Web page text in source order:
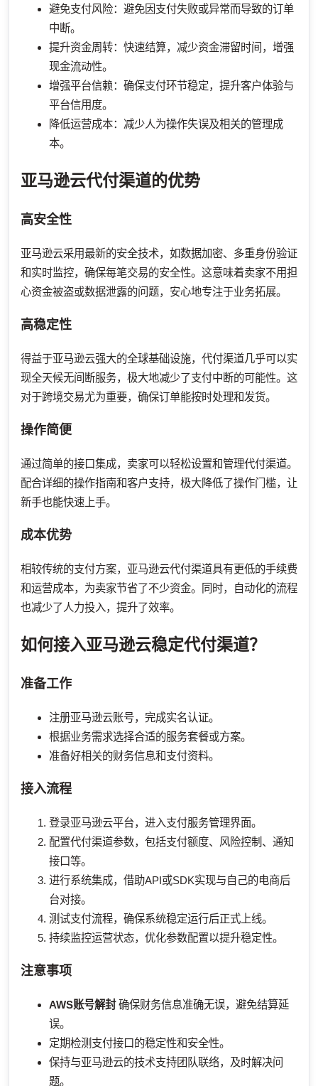
避免支付风险：避免因支付失败或异常而导致的订单
中断。
提升资金周转：快速结算，减少资金滞留时间，增强
现金流动性。
增强平台信赖：确保支付环节稳定，提升客户体验与
平台信用度。
降低运营成本：减少人为操作失误及相关的管理成
本。
亚马逊云代付渠道的优势
高安全性
亚马逊云采用最新的安全技术，如数据加密、多重身份验证
和实时监控，确保每笔交易的安全性。这意味着卖家不用担
心资金被盗或数据泄露的问题，安心地专注于业务拓展。
高稳定性
得益于亚马逊云强大的全球基础设施，代付渠道几乎可以实
现全天候无间断服务，极大地减少了支付中断的可能性。这
对于跨境交易尤为重要，确保订单能按时处理和发货。
操作简便
通过简单的接口集成，卖家可以轻松设置和管理代付渠道。
配合详细的操作指南和客户支持，极大降低了操作门槛，让
新手也能快速上手。
成本优势
相较传统的支付方案，亚马逊云代付渠道具有更低的手续费
和运营成本，为卖家节省了不少资金。同时，自动化的流程
也减少了人力投入，提升了效率。
如何接入亚马逊云稳定代付渠道？
准备工作
注册亚马逊云账号，完成实名认证。
根据业务需求选择合适的服务套餐或方案。
准备好相关的财务信息和支付资料。
接入流程
登录亚马逊云平台，进入支付服务管理界面。
配置代付渠道参数，包括支付额度、风险控制、通知
接口等。
进行系统集成，借助API或SDK实现与自己的电商后
台对接。
测试支付流程，确保系统稳定运行后正式上线。
持续监控运营状态，优化参数配置以提升稳定性。
注意事项
AWS账号解封确保财务信息准确无误，避免结算延
误。
定期检测支付接口的稳定性和安全性。
保持与亚马逊云的技术支持团队联络，及时解决问
题。